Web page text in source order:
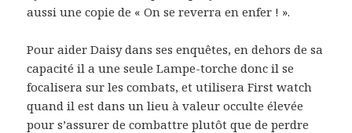
aussi une copie de « On se reverra en enfer ! ».
Pour aider Daisy dans ses enquêtes, en dehors de sa
capacité il a une seule Lampe-torche donc il se
focalisera sur les combats, et utilisera First watch
quand il est dans un lieu à valeur occulte élevée
pour s’assurer de combattre plutôt que de perdre